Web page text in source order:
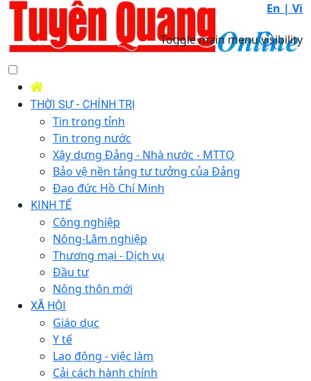
En | Vi
Toggle main menu visibility
THỜI SỰ - CHÍNH TRỊ
Tin trong tỉnh
Tin trong nước
Xây dựng Đảng - Nhà nước - MTTQ
Bảo vệ nền tảng tư tưởng của Đảng
Đạo đức Hồ Chí Minh
KINH TẾ
Công nghiệp
Nông-Lâm nghiệp
Thương mại - Dịch vụ
Đầu tư
Nông thôn mới
XÃ HỘI
Giáo dục
Y tế
Lao động - việc làm
Cải cách hành chính